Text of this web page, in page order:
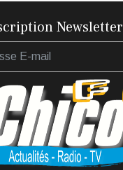
Newsletter